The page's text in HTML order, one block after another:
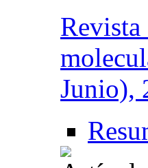
Revista
Junio),